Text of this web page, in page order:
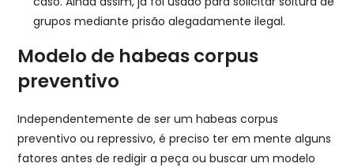
grupos mediante prisão alegadamente ilegal.
Modelo de habeas corpus
preventivo
Independentemente de ser um habeas corpus
preventivo ou repressivo, é preciso ter em mente alguns
fatores antes de redigir a peça ou buscar um modelo